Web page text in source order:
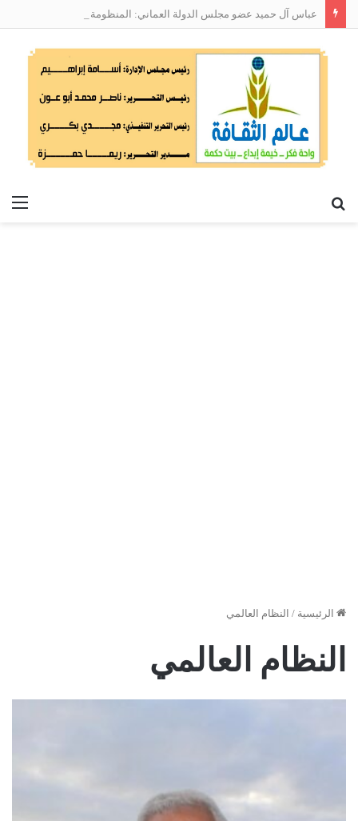
الرئيسية / النظام العالمي
النظام العالمي